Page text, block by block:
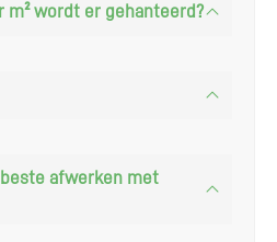
m² wordt er gehanteerd?
afwerken met